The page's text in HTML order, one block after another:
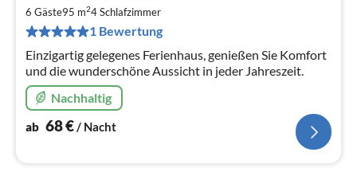
6 Gäste95 m24Schlafzimmer
1 Bewertung
Einzigartig gelegenes Ferienhaus, genießen Sie Komfort
und die wunderschöne Aussicht in jeder Jahreszeit.
Nachhaltig
ab 68€/ Nacht